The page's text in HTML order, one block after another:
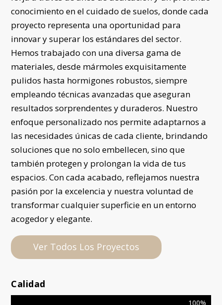
conocimiento en el cuidado de suelos, donde cada
proyecto representa una oportunidad para
innovar y superar los estándares del sector.
Hemos trabajado con una diversa gama de
materiales, desde mármoles exquisitamente
pulidos hasta hormigones robustos, siempre
empleando técnicas avanzadas que aseguran
resultados sorprendentes y duraderos. Nuestro
enfoque personalizado nos permite adaptarnos a
las necesidades únicas de cada cliente, brindando
soluciones que no solo embellecen, sino que
también protegen y prolongan la vida de tus
espacios. Con cada acabado, reflejamos nuestra
pasión por la excelencia y nuestra voluntad de
transformar cualquier superficie en un entorno
acogedor y elegante.
Ver Todos Los Proyectos
Calidad
100%